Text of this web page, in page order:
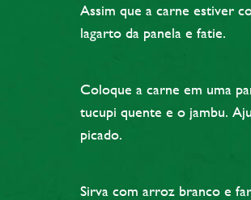
Assim que a carne estiver
lagarto da panela e fatie.
Coloque a carne em uma
tucupi quente e o jambu.
picado.
Sirva com arroz branco e